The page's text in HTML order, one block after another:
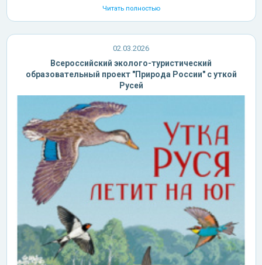
Читать полностью
02.03.2026
Всероссийский эколого-туристический
образовательный проект "Природа России" с уткой
Русей